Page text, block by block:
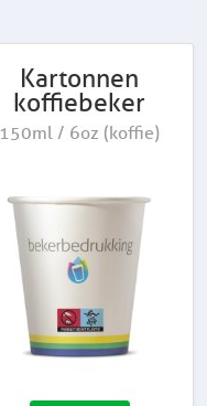
Kartonnen
koffiebeker
150ml / 6oz (koffie)